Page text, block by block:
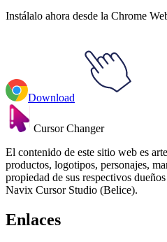
Instálalo ahora desde la Chrome
Download
Cursor Changer
El contenido de este sitio web es
productos, logotipos, personajes,
propiedad de sus respectivos
Navix Cursor Studio (Belice).
Enlaces